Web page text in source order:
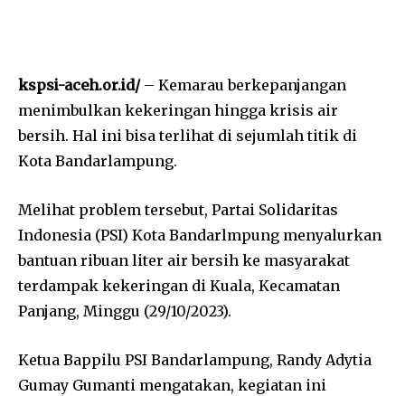
kspsi-aceh.or.id/– Kemarau berkepanjangan
menimbulkan kekeringan hingga krisis air
bersih. Hal ini bisa terlihat di sejumlah titik di
Kota Bandarlampung.
Melihat problem tersebut, Partai Solidaritas
Indonesia (PSI) Kota Bandarlmpung menyalurkan
bantuan ribuan liter air bersih ke masyarakat
terdampak kekeringan di Kuala, Kecamatan
Panjang, Minggu (29/10/2023).
Ketua Bappilu PSI Bandarlampung, Randy Adytia
Gumay Gumanti mengatakan, kegiatan ini